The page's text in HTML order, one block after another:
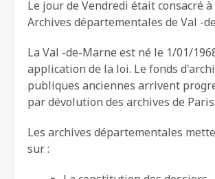
Le jour de Vendredi était consacré
Archives départementales de Val -
La Val -de-Marne est né le 1/01/
application de la loi. Le fonds
publiques anciennes arrivent
par dévolution des archives de Paris.
Les archives départementales
sur :